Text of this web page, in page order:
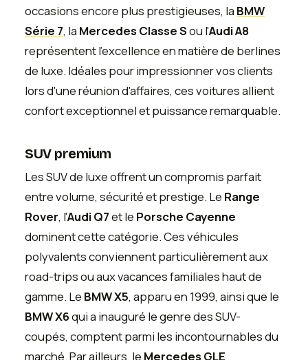
occasions encore plus prestigieuses, la BMW
Série 7, la Mercedes Classe Sou l'Audi A8
représentent l'excellence en matière de berlines
de luxe. Idéales pour impressionner vos clients
lors d'une réunion d'affaires, ces voitures allient
confort exceptionnel et puissance remarquable.
SUV premium
Les SUV de luxe offrent un compromis parfait
entre volume, sécurité et prestige. Le Range
Rover, l'Audi Q7et le Porsche Cayenne
dominent cette catégorie. Ces véhicules
polyvalents conviennent particulièrement aux
road-trips ou aux vacances familiales haut de
gamme. Le BMW X5, apparu en 1999, ainsi que le
BMW X6qui a inauguré le genre des SUV-
coupés, comptent parmi les incontournables du
marché. Par ailleurs, le Mercedes GLE